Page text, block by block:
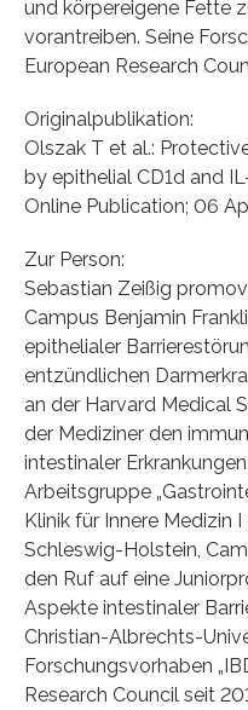
und körpereigene Fette
vorantreiben. Seine
European Research
Originalpublikation:
Olszak T et al.:
by epithelial CD1d and
Online Publication; 06
Zur Person:
Sebastian Zeißig
Campus Benjamin
epithelialer
entzündlichen
an der Harvard Medical
der Mediziner den
intestinaler
Arbeitsgruppe
Klinik für Innere Medizin
Schleswig-Holstein,
den Ruf auf eine
Aspekte intestinaler
Christian-Albrechts-
Forschungsvorhaben
Research Council seit